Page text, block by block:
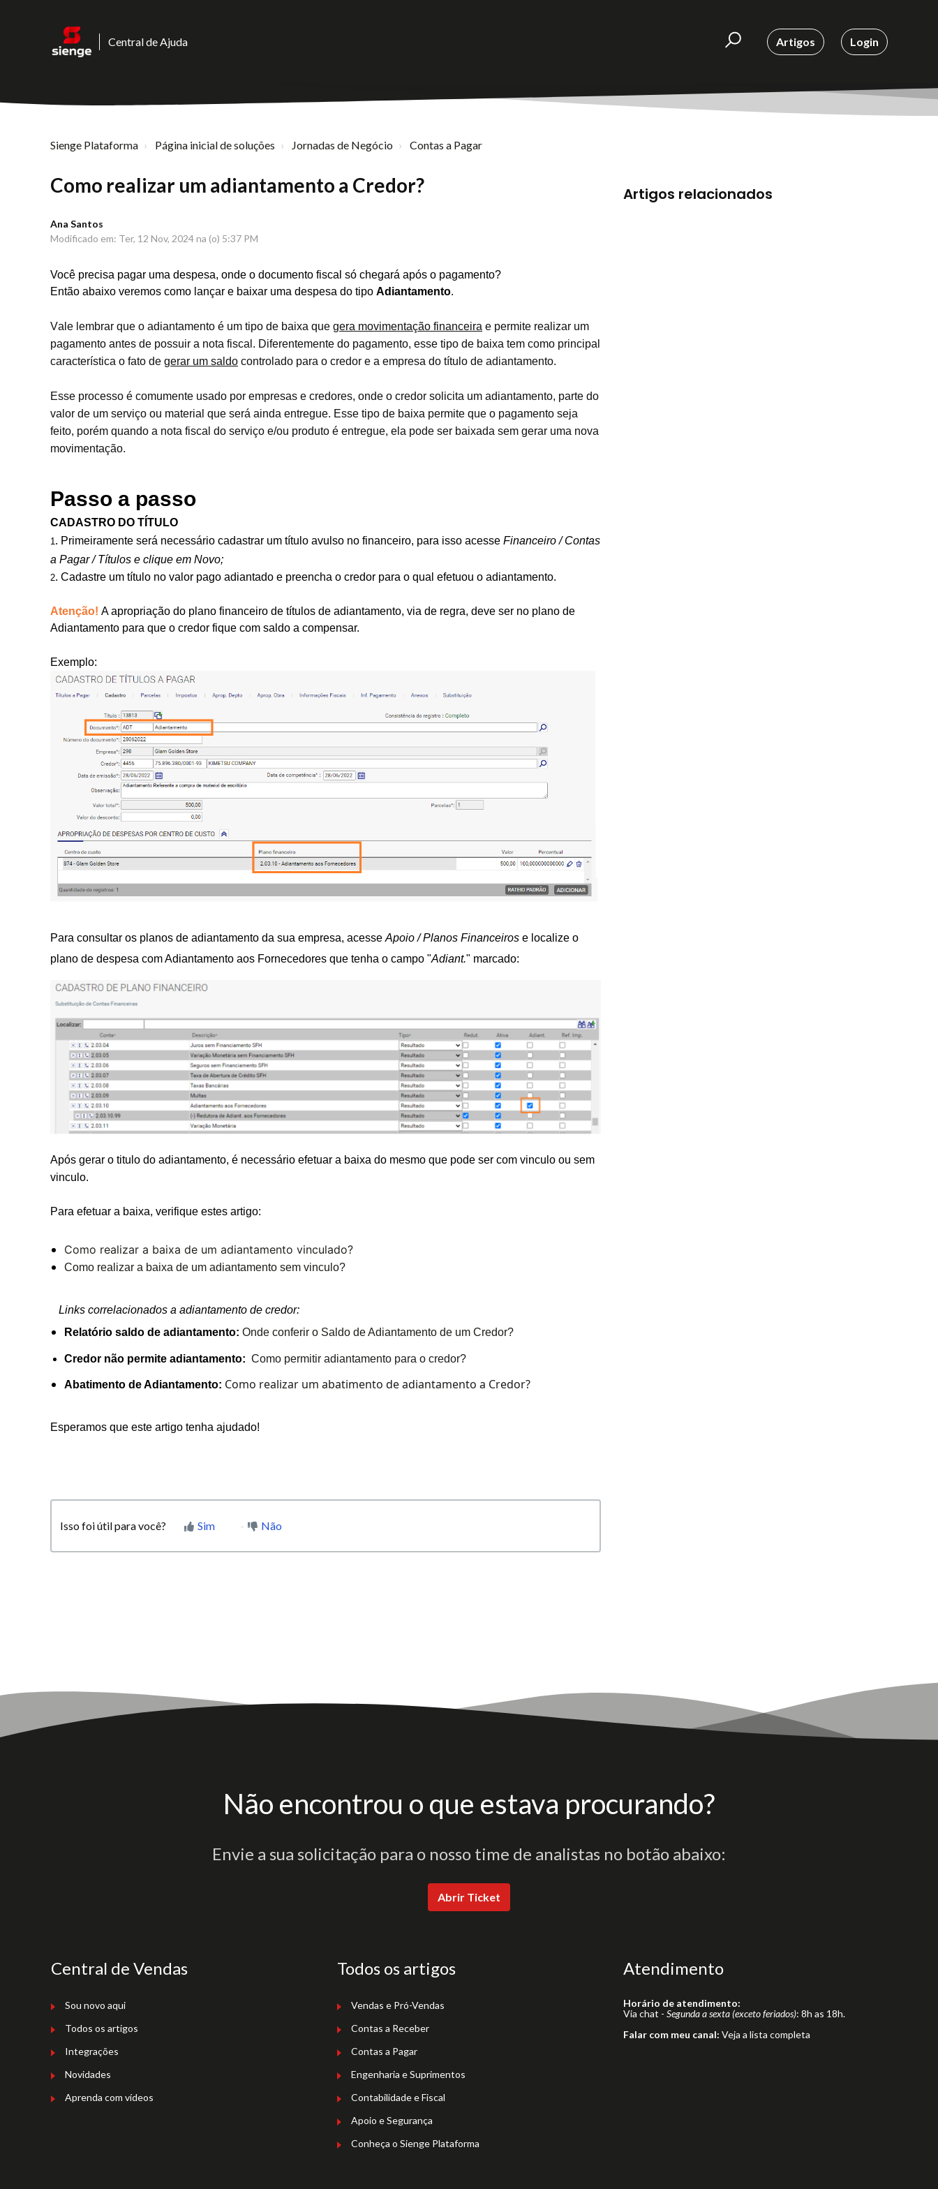
Central de Ajuda Artigos Login
Sienge Plataforma Página inicial de soluções Jornadas de Negócio Contas a Pagar
Como realizar um adiantamento a Credor?
Ana Santos
Modificado em: Ter, 12 Nov, 2024 na (o) 5:37 PM
Você precisa pagar uma despesa, onde o documento fiscal só chegará após o pagamento?
Então abaixo veremos como lançar e baixar uma despesa do tipo Adiantamento.
Vale lembrar que o adiantamento é um tipo de baixa que gera movimentação financeira e permite realizar um
pagamento antes de possuir a nota fiscal. Diferentemente do pagamento, esse tipo de baixa tem como principal
característica o fato de gerar um saldo controlado para o credor e a empresa do título de adiantamento.
Esse processo é comumente usado por empresas e credores, onde o credor solicita um adiantamento, parte do
valor de um serviço ou material que será ainda entregue. Esse tipo de baixa permite que o pagamento seja
feito, porém quando a nota fiscal do serviço e/ou produto é entregue, ela pode ser baixada sem gerar uma nova
movimentação.
Passo a passo
CADASTRO DO TÍTULO
1. Primeiramente será necessário cadastrar um título avulso no financeiro, para isso acesse Financeiro / Contas
a Pagar / Títulos e clique em Novo;
2. Cadastre um título no valor pago adiantado e preencha o credor para o qual efetuou o adiantamento.
Atenção! A apropriação do plano financeiro de títulos de adiantamento, via de regra, deve ser no plano de
Adiantamento para que o credor fique com saldo a compensar.
Exemplo:
Para consultar os planos de adiantamento da sua empresa, acesse Apoio / Planos Financeiros e localize o
plano de despesa com Adiantamento aos Fornecedores que tenha o campo "Adiant." marcado:
Após gerar o titulo do adiantamento, é necessário efetuar a baixa do mesmo que pode ser com vinculo ou sem
vinculo.
Para efetuar a baixa, verifique estes artigo:
Como realizar a baixa de um adiantamento vinculado?
Como realizar a baixa de um adiantamento sem vinculo?
Links correlacionados a adiantamento de credor:
Relatório saldo de adiantamento: Onde conferir o Saldo de Adiantamento de um Credor?
Credor não permite adiantamento: Como permitir adiantamento para o credor?
Abatimento de Adiantamento: Como realizar um abatimento de adiantamento a Credor?
Esperamos que este artigo tenha ajudado!
Isso foi útil para você? Sim Não
Artigos relacionados
Não encontrou o que estava procurando?
Envie a sua solicitação para o nosso time de analistas no botão abaixo:
Abrir Ticket
Central de Vendas
Sou novo aqui
Todos os artigos
Integrações
Novidades
Aprenda com vídeos
Todos os artigos
Vendas e Pró-Vendas
Contas a Receber
Contas a Pagar
Engenharia e Suprimentos
Contabilidade e Fiscal
Apoio e Segurança
Conheça o Sienge Plataforma
Atendimento
Horário de atendimento:
Via chat - Segunda a sexta (exceto feriados): 8h as 18h.
Falar com meu canal: Veja a lista completa